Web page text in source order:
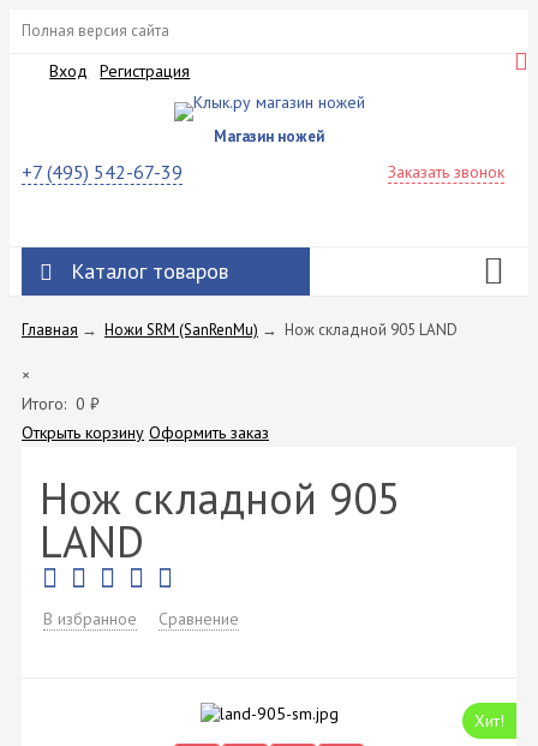
Полная версия сайта
Вход Регистрация
Магазин ножей
+7 (495) 542-67-39 Заказать звонок
Каталог товаров
Главная → Ножи SRM (SanRenMu) → Нож складной 905 LAND
×
Итого: 0 ₽
Открыть корзину Оформить заказ
Нож складной 905
LAND
В избранное Сравнение
Хит!